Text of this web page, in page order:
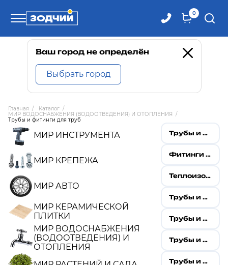
0
Телефоны
8 800 100-71-71
8 (4242) 30-00-27
Ваш город не определён
Выбрать город
Главная / Каталог /
МИР ВОДОСНАБЖЕНИЯ (ВОДООТВЕДЕНИЯ) И ОТОПЛЕНИЯ /
Трубы и фитинги для труб
МИР ИНСТРУМЕНТА
МИР КРЕПЕЖА
МИР АВТО
МИР КЕРАМИЧЕСКОЙ
ПЛИТКИ
МИР ВОДОСНАБЖЕНИЯ
(ВОДООТВЕДЕНИЯ) И
ОТОПЛЕНИЯ
Трубы и фитинги металопластиковые евро стандарт
Фитинги резьбовые никелированные
Теплоизоляция
Трубы и фитинги аксиальные
Трубы и фитинги канализационные
Трубы и фитинги металопластиковые корейский стандарт
Трубы и фитинги нержавеющие